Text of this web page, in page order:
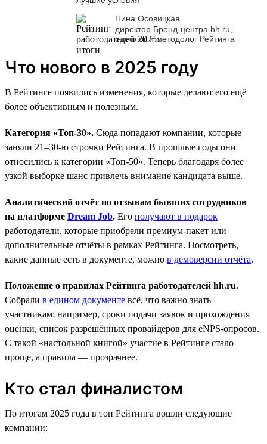
Нина Осовицкая
директор Бренд-центра hh.ru,
идеолог и методолог Рейтинга
Что нового в 2025 году
В Рейтинге появились изменения, которые делают его ещё
более объективным и полезным.
Категория «Топ-30». Сюда попадают компании, которые
заняли 21–30-ю строчки Рейтинга. В прошлые годы они
относились к категории «Топ-50». Теперь благодаря более
узкой выборке шанс привлечь внимание кандидата выше.
Аналитический отчёт по отзывам бывших сотрудников
на платформе Dream Job. Его получают в подарок
работодатели, которые приобрели премиум-пакет или
дополнительные отчёты в рамках Рейтинга. Посмотреть,
какие данные есть в документе, можно в демоверсии отчёта.
Положение о правилах Рейтинга работодателей hh.ru.
Собрали в едином документе всё, что важно знать
участникам: например, сроки подачи заявок и прохождения
оценки, список разрешённых провайдеров для eNPS-опросов.
С такой «настольной книгой» участие в Рейтинге стало
проще, а правила — прозрачнее.
Кто стал финалистом
По итогам 2025 года в топ Рейтинга вошли следующие
компании: